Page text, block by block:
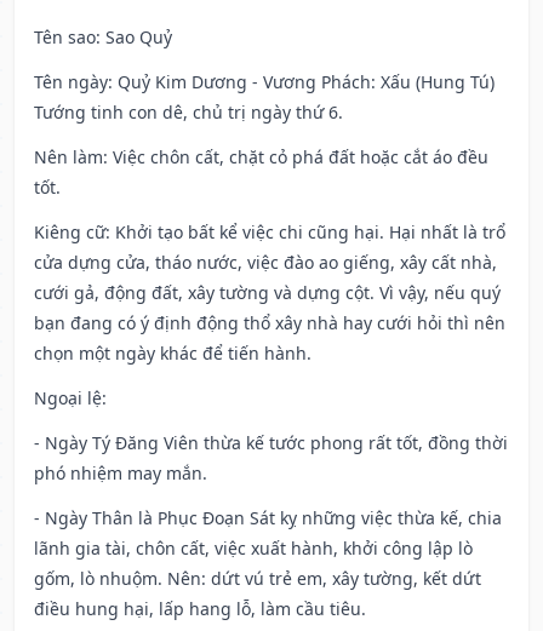
Tên sao: Sao Quỷ
Tên ngày: Quỷ Kim Dương - Vương Phách: Xấu (Hung Tú)
Tướng tinh con dê, chủ trị ngày thứ 6.
Nên làm: Việc chôn cất, chặt cỏ phá đất hoặc cắt áo đều
tốt.
Kiêng cữ: Khởi tạo bất kể việc chi cũng hại. Hại nhất là trổ
cửa dựng cửa, tháo nước, việc đào ao giếng, xây cất nhà,
cưới gả, động đất, xây tường và dựng cột. Vì vậy, nếu quý
bạn đang có ý định động thổ xây nhà hay cưới hỏi thì nên
chọn một ngày khác để tiến hành.
Ngoại lệ:
- Ngày Tý Đăng Viên thừa kế tước phong rất tốt, đồng thời
phó nhiệm may mắn.
- Ngày Thân là Phục Đoạn Sát kỵ những việc thừa kế, chia
lãnh gia tài, chôn cất, việc xuất hành, khởi công lập lò
gốm, lò nhuộm. Nên: dứt vú trẻ em, xây tường, kết dứt
điều hung hại, lấp hang lỗ, làm cầu tiêu.